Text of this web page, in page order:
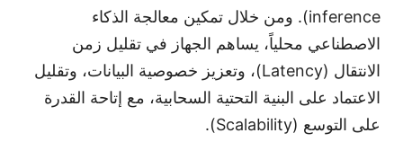
inference). ومن خلال تمكين معالجة الذكاء
الاصطناعي محلياً، يساهم الجهاز في تقليل زمن
الانتقال (Latency)، وتعزيز خصوصية البيانات، وتقليل
الاعتماد على البنية التحتية السحابية، مع إتاحة القدرة
على التوسع (Scalability).